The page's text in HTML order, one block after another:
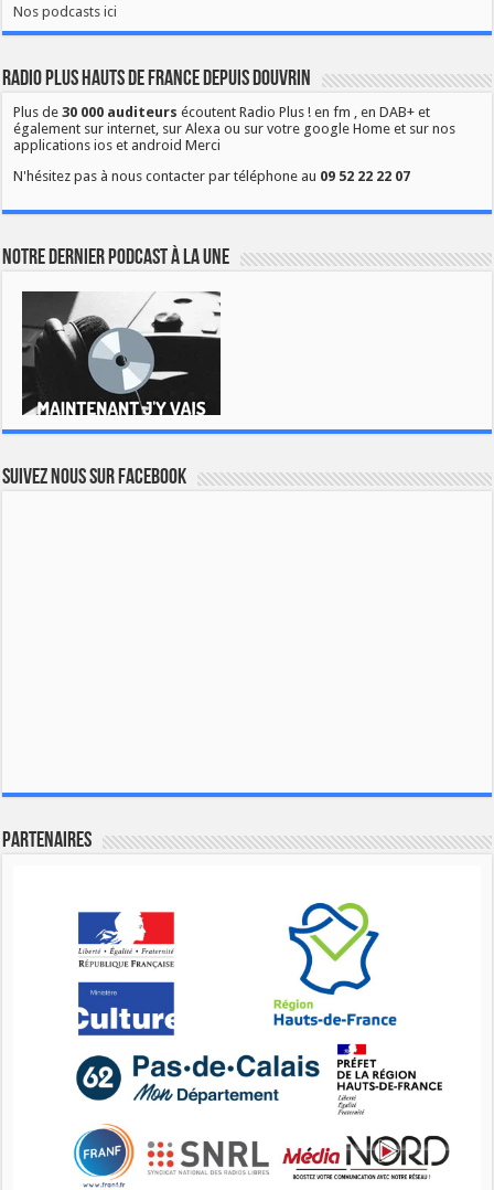
Nos podcasts ici
Radio Plus Hauts de France depuis Douvrin
Plus de30 000 auditeurs écoutent Radio Plus ! en fm , en DAB+ et
également sur internet, sur Alexa ou sur votre google Home et sur nos
applications ios et android Merci
N'hésitez pas à nous contacter par téléphone au 09 52 22 22 07
Notre dernier podcast à la une
Suivez nous sur Facebook
Partenaires